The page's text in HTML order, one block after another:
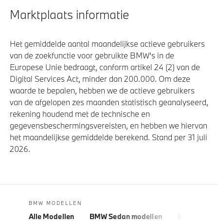
Marktplaats informatie
Het gemiddelde aantal maandelijkse actieve gebruikers
van de zoekfunctie voor gebruikte BMW's in de
Europese Unie bedraagt, conform artikel 24 (2) van de
Digital Services Act, minder dan 200.000. Om deze
waarde te bepalen, hebben we de actieve gebruikers
van de afgelopen zes maanden statistisch geanalyseerd,
rekening houdend met de technische en
gegevensbeschermingsvereisten, en hebben we hiervan
het maandelijkse gemiddelde berekend. Stand per 31 juli
2026.
BMW MODELLEN
Alle Modellen BMW Sedan modellen